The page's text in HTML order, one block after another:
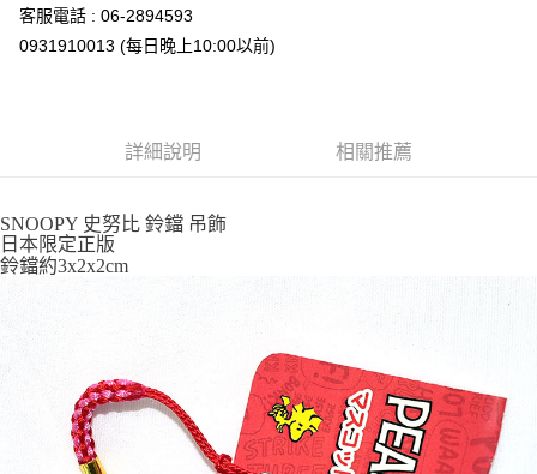
ATM付款
每筆NT$65，滿NT$999(含以上)免運費
每筆NT$65，滿NT$999(含以上)免運費
7-11取貨付款
每筆NT$65，滿NT$999(含以上)免運費
每筆NT$100，滿NT$999(含以上)免運費
客服電話 : 06-2894593
0931910013 (每日晚上10:00以前)
詳細說明 相關推薦
SNOOPY 史努比 鈴鐺 吊飾
日本限定正版
鈴鐺約3x2x2cm